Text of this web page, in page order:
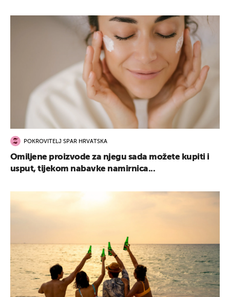
POKROVITELJ SPAR HRVATSKA
Omiljene proizvode za njegu sada možete kupiti i
usput, tijekom nabavke namirnica...